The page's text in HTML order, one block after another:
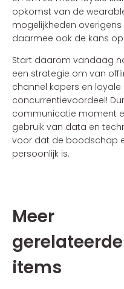
opkomst van de
mogelijkheden
daarmee ook de kans
Start daarom vandaag
een strategie om van
channel kopers en
concurrentievoordeel!
communicatie moment
gebruik van data en
voor dat de boodschap
persoonlijk is.
Meer
gerelateerde
items